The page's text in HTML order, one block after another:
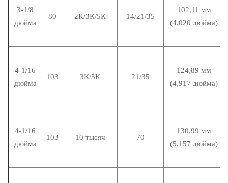
3-1/8
дюйма
80 2К/3К/5К 14/21/35
102,11 мм
(4,020 дюйма)
4-1/16
дюйма
103 3К/5К 21/35
124,89 мм
(4,917 дюйма)
4-1/16
дюйма
103 10 тысяч 70
130,99 мм
(5,157 дюйма)